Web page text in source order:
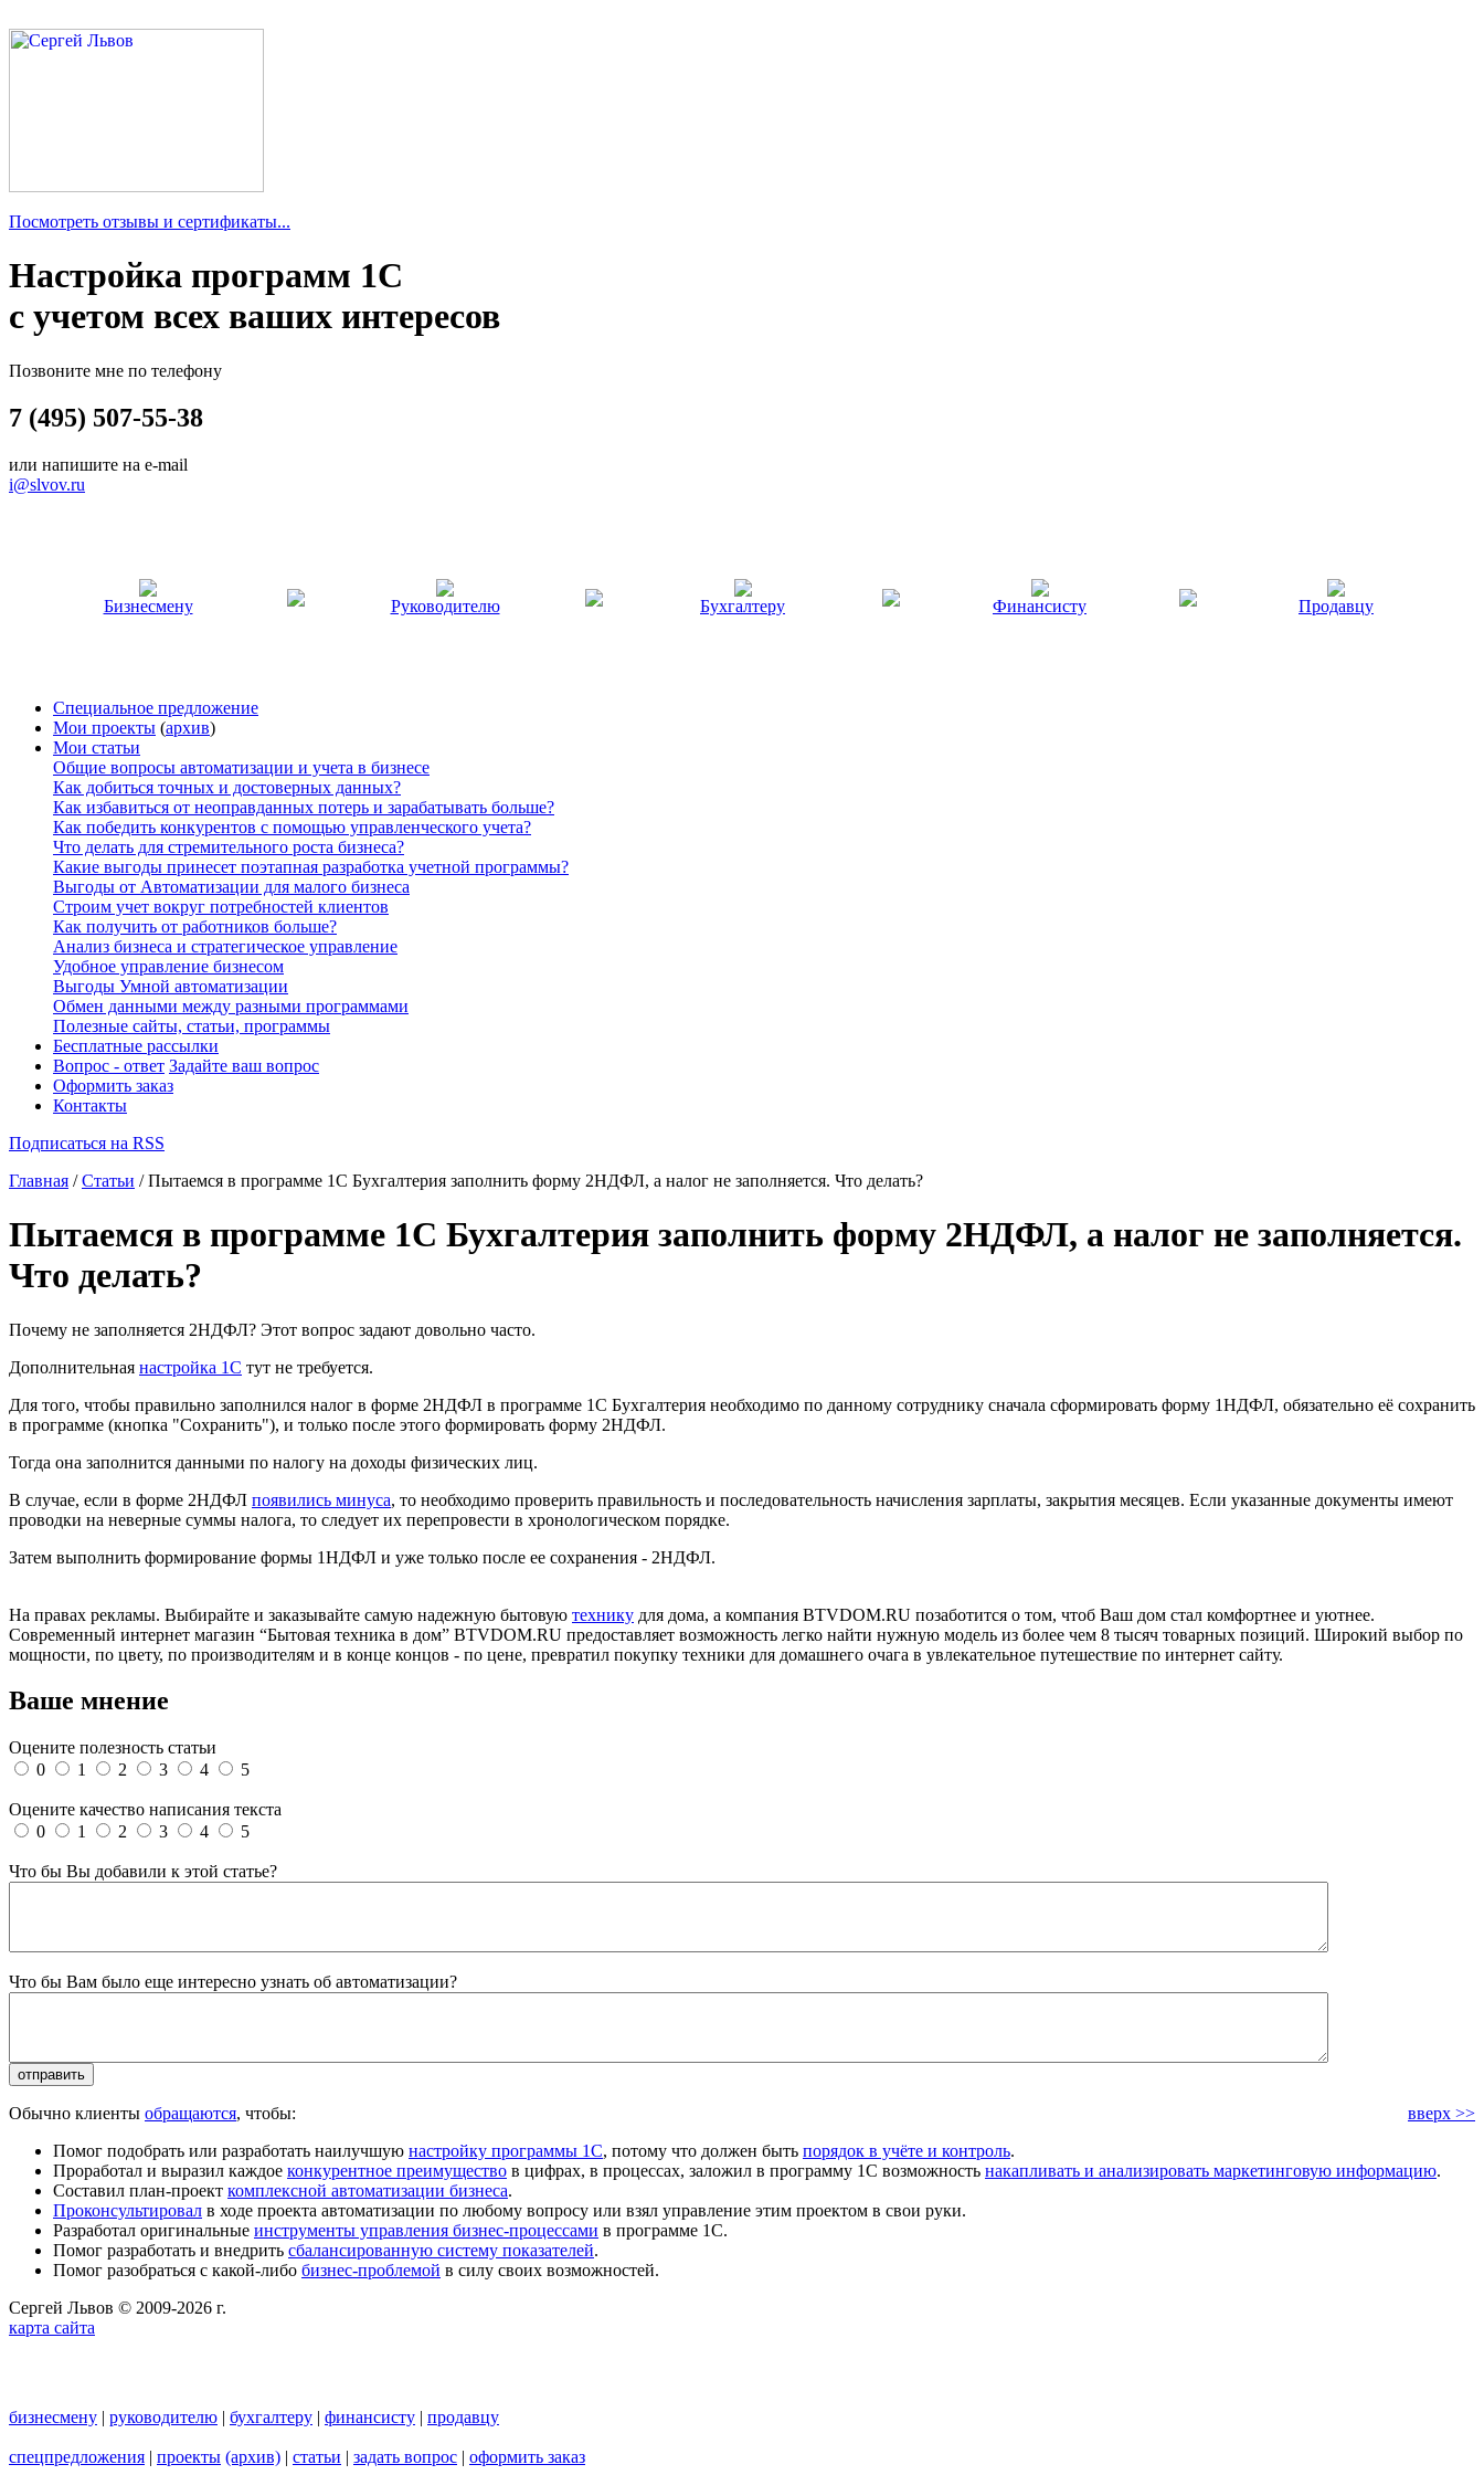
Посмотреть отзывы и сертификаты...
Настройка программ 1С
с учетом всех ваших интересов
Позвоните мне по телефону
7 (495) 507-55-38
или напишите на e-mail
i@slvov.ru
Бизнесмену Руководителю Бухгалтеру Финансисту Продавцу
Специальное предложение
Мои проекты (архив)
Мои статьи
Общие вопросы автоматизации и учета в бизнесе
Как добиться точных и достоверных данных?
Как избавиться от неоправданных потерь и зарабатывать больше?
Как победить конкурентов с помощью управленческого учета?
Что делать для стремительного роста бизнеса?
Какие выгоды принесет поэтапная разработка учетной программы?
Выгоды от Автоматизации для малого бизнеса
Строим учет вокруг потребностей клиентов
Как получить от работников больше?
Анализ бизнеса и стратегическое управление
Удобное управление бизнесом
Выгоды Умной автоматизации
Обмен данными между разными программами
Полезные сайты, статьи, программы
Бесплатные рассылки
Вопрос - ответ Задайте ваш вопрос
Оформить заказ
Контакты
Подписаться на RSS
Главная /Статьи / Пытаемся в программе 1С Бухгалтерия заполнить форму 2НДФЛ, а налог не заполняется. Что делать?
Пытаемся в программе 1С Бухгалтерия заполнить форму 2НДФЛ, а налог не заполняется.
Что делать?
Почему не заполняется 2НДФЛ? Этот вопрос задают довольно часто.
Дополнительная настройка 1С тут не требуется.
Для того, чтобы правильно заполнился налог в форме 2НДФЛ в программе 1С Бухгалтерия необходимо по данному сотруднику сначала сформировать форму 1НДФЛ, обязательно её сохранить
в программе (кнопка "Сохранить"), и только после этого формировать форму 2НДФЛ.
Тогда она заполнится данными по налогу на доходы физических лиц.
В случае, если в форме 2НДФЛ появились минуса, то необходимо проверить правильность и последовательность начисления зарплаты, закрытия месяцев. Если указанные документы имеют
проводки на неверные суммы налога, то следует их перепровести в хронологическом порядке.
Затем выполнить формирование формы 1НДФЛ и уже только после ее сохранения - 2НДФЛ.
На правах рекламы. Выбирайте и заказывайте самую надежную бытовую технику для дома, а компания BTVDOM.RU позаботится о том, чтоб Ваш дом стал комфортнее и уютнее.
Современный интернет магазин “Бытовая техника в дом” BTVDOM.RU предоставляет возможность легко найти нужную модель из более чем 8 тысяч товарных позиций. Широкий выбор по
мощности, по цвету, по производителям и в конце концов - по цене, превратил покупку техники для домашнего очага в увлекательное путешествие по интернет сайту.
Ваше мнение
Оцените полезность статьи
0
1 2 3 4 5
Оцените качество написания текста
0
1 2 3 4 5
Что бы Вы добавили к этой статье?
Что бы Вам было еще интересно узнать об автоматизации?
вверх >>
Обычно клиенты обращаются, чтобы:
Помог подобрать или разработать наилучшую настройку программы 1С, потому что должен быть порядок в учёте и контроль.
Проработал и выразил каждое конкурентное преимущество в цифрах, в процессах, заложил в программу 1С возможность накапливать и анализировать маркетинговую информацию.
Составил план-проект комплексной автоматизации бизнеса.
Проконсультировал в ходе проекта автоматизации по любому вопросу или взял управление этим проектом в свои руки.
Разработал оригинальные инструменты управления бизнес-процессами в программе 1С.
Помог разработать и внедрить сбалансированную систему показателей.
Помог разобраться с какой-либо бизнес-проблемой в силу своих возможностей.
Сергей Львов © 2009-2026 г.
карта сайта
бизнесмену | руководителю | бухгалтеру | финансисту | продавцу
спецпредложения | проекты (архив) | статьи | задать вопрос | оформить заказ